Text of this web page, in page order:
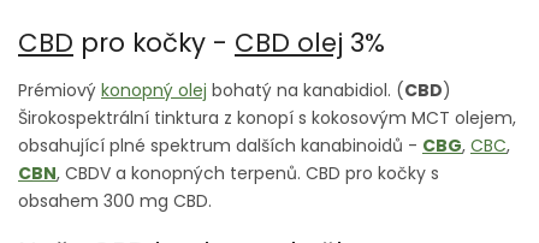
CBD pro kočky - CBD olej 3%
Prémiový konopný olej bohatý na kanabidiol. (CBD)
Širokospektrální tinktura z konopí s kokosovým MCT olejem,
obsahující plné spektrum dalších kanabinoidů - CBG, CBC,
CBN, CBDV a konopných terpenů. CBD pro kočky s
obsahem 300 mg CBD.